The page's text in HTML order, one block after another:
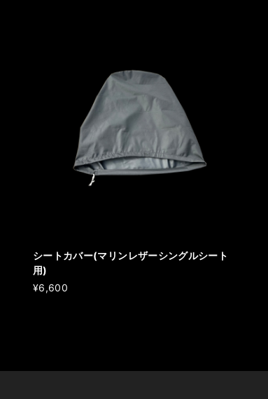
シートカバー(マリンレザーシングルシート
用)
¥6,600